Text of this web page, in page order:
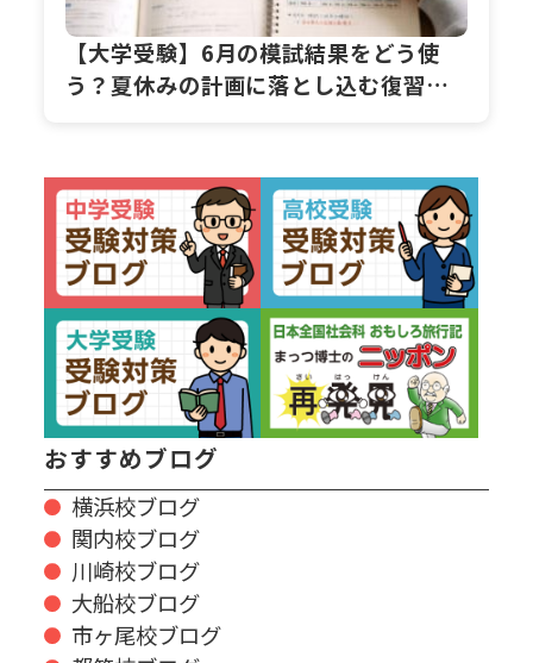
【大学受験】6月の模試結果をどう使
う？夏休みの計画に落とし込む復習ス
おすすめブログ
横浜校ブログ
関内校ブログ
川崎校ブログ
大船校ブログ
市ヶ尾校ブログ